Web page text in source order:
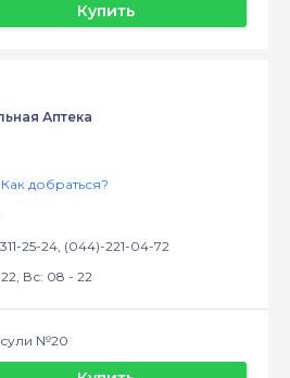
Купить
Аптека
Как добраться?
25-24, (044)-221-04-72
Вс: 08 - 22
№20